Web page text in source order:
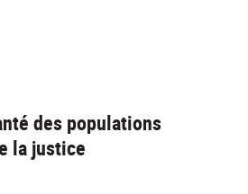
des populations
la justice